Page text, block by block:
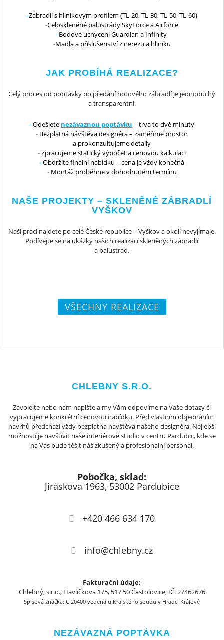
Zábradlí s hliníkovým profilem (TL-20, TL-30, TL-50, TL-60)
Celoskleněné balustrády SkyForce a Airforce
Bodové uchycení Guardian a Infinity
Madla a příslušenství z nerezu a hliníku
JAK PROBÍHÁ REALIZACE?
Celý proces od poptávky po předání hotového zábradlí je jednoduchý
a transparentní.
Odešlete nezávaznou poptávku – trvá to dvě minuty
Bezplatná návštěva designéra – zaměříme prostor
a prokonzultujeme detaily
Zpracujeme statický výpočet a cenovou kalkulaci
Obdržíte finální nabídku – cena je vždy konečná
Montáž proběhne v dohodnutém termínu
NAŠE PROJEKTY – SKLENĚNÉ ZÁBRADLÍ
VYŠKOV
Naši práci najdete po celé České republice – Vyškov a okolí nevyjímaje.
Podívejte se na ukázky našich realizací skleněných zábradlí
a balustrad.
VŠECHNY REALIZACE
CHLEBNY S.R.O.
Zavolejte nebo nám napište a my Vám odpovíme na Vaše dotazy či
vypracujeme konkrétní cenovou nabídku. Před vlastním objednáním
návrhů předchází vždy bezplatná návštěva našeho designéra. Nejlepší
možností je navštívit naše interiérové studio v centru Pardubic, kde se
na Vás bude těšit náš zkušený a profesionální personál.
Pobočka, sklad:
Jiráskova 1963, 53002 Pardubice
+420 466 634 170
info@chlebny.cz
Fakturační údaje:
Chlebný, s.r.o., Havlíčkova 175, 517 50 Častolovice, IČ: 27462676
Spisová značka: C 20400 vedená u Krajského soudu v Hradci Králové
NEZÁVAZNÁ POPTÁVKA